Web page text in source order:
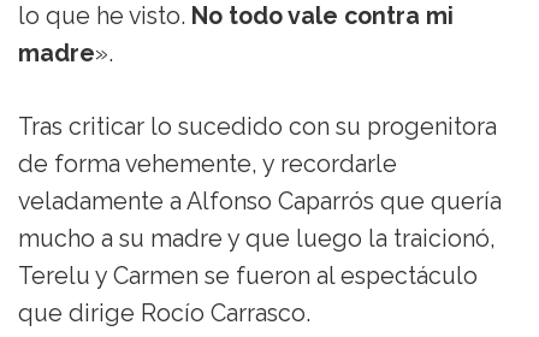
lo que he visto. No todo vale contra mi
madre».
Tras criticar lo sucedido con su progenitora
de forma vehemente, y recordarle
veladamente a Alfonso Caparrós que quería
mucho a su madre y que luego la traicionó,
Terelu y Carmen se fueron al espectáculo
que dirige Rocío Carrasco.